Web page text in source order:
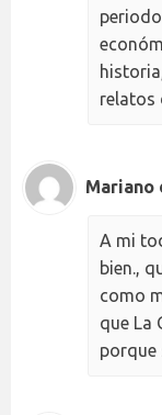
relatos
Mariano
A mi
bien.,
como
que La
porque